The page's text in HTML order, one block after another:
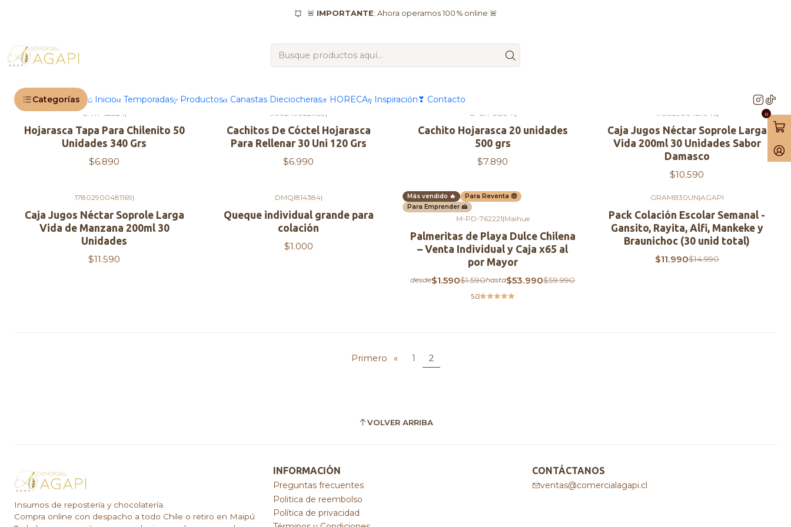
Categorías ⌂ Inicio𝛼 Temporadas𝛾 Productos𝛼 Canastas Dieciocheras𝜋 HORECA𝜂 Inspiración❣ Contacto
0
🚨 IMPORTANTE: Ahora operamos 100 % online 🚨
Inicio Productos 🍬 Confites & Snacks Snack dulces
Snack dulces
O-HT-62324 |
Hojarasca Tapa Para Chilenito 50
Unidades 340 Grs
$6.890
9002490221160|
Cachitos De Cóctel Hojarasca
Para Rellenar 30 Uni 120 Grs
$6.990
O-CH-613041|
Cachito Hojarasca 20 unidades
500 grs
$7.890
17802900481046|
Caja Jugos Néctar Soprole Larga
Vida 200ml 30 Unidades Sabor
Damasco
$10.590
17802900481169|
Caja Jugos Néctar Soprole Larga
Vida de Manzana 200ml 30
Unidades
$11.590
DMQI814384|
Queque individual grande para
colación
$1.000
-10%OFF
Más vendido 🔥
Para Reventa 🤑
Para Emprender 🍰
M-PD-762221|Maihue
Palmeritas de Playa Dulce Chilena
– Venta Individual y Caja x65 al
por Mayor
desde$1.590$1.590hasta$53.990$59.990
5.0
GRAMB30UN|AGAPI
Pack Colación Escolar Semanal -
Gansito, Rayita, Alfi, Mankeke y
Braunichoc (30 unid total)
$11.990$14.990
Primero « 1 2
VOLVER ARRIBA
Insumos de repostería y chocolatería.
Compra online con despacho a todo Chile o retiro en Maipú
INFORMACIÓN
Preguntas frecuentes
Politica de reembolso
Política de privacidad
CONTÁCTANOS
ventas@comercialagapi.cl